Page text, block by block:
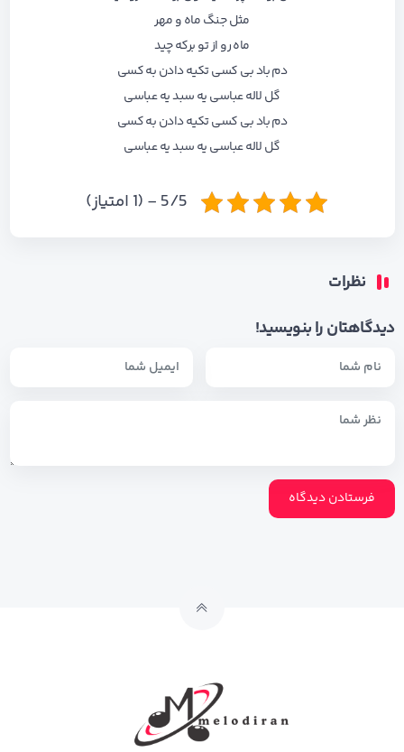
مثل جنگ ماه و مهر
ماه رو از تو برکه چید
دم باد بی کسی تکیه دادن به کسی
گل لاله عباسی یه سبد یه عباسی
دم باد بی کسی تکیه دادن به کسی
گل لاله عباسی یه سبد یه عباسی‌
5/5 - (1 امتیاز)
نظرات
دیدگاهتان را بنویسید!